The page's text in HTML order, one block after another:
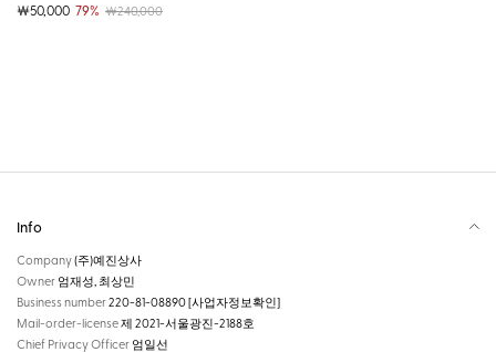
￦50,000 79% ￦240,000
Info
Company(주)예진상사
Owner 엄재성, 최상민
Business number220-81-08890[사업자정보확인]
Mail-order-license제 2021-서울광진-2188호
Chief Privacy Officer 엄일선